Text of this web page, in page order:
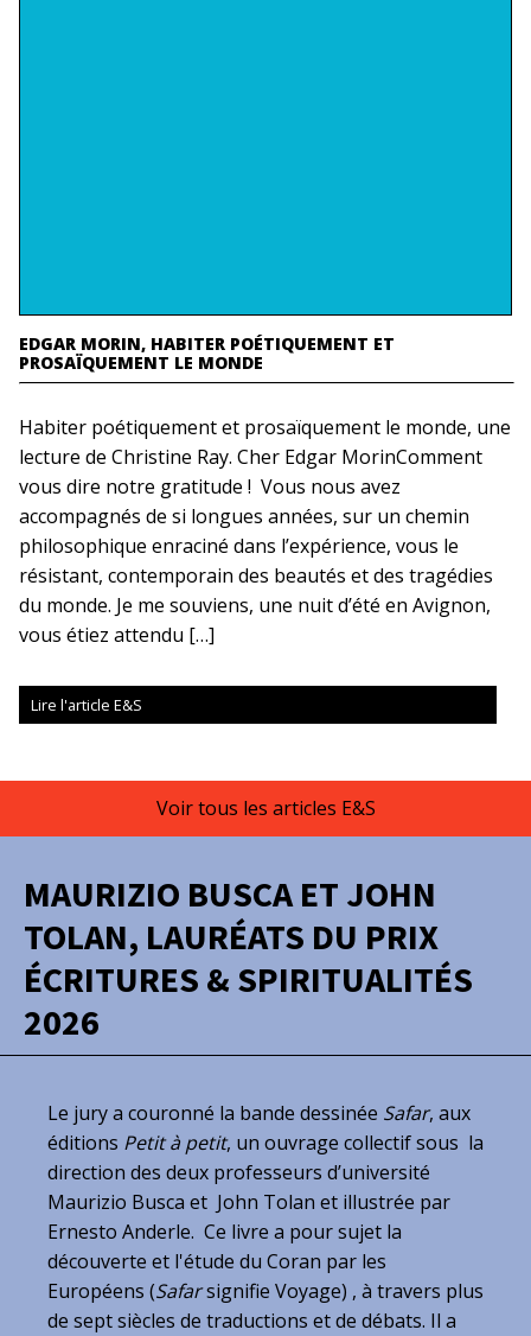
EDGAR MORIN, HABITER POÉTIQUEMENT ET
PROSAÏQUEMENT LE MONDE
Habiter poétiquement et prosaïquement le monde, une
lecture de Christine Ray. Cher Edgar MorinComment
vous dire notre gratitude ! Vous nous avez
accompagnés de si longues années, sur un chemin
philosophique enraciné dans l’expérience, vous le
résistant, contemporain des beautés et des tragédies
du monde. Je me souviens, une nuit d’été en Avignon,
vous étiez attendu […]
Lire l'article E&S
Voir tous les articles E&S
MAURIZIO BUSCA ET JOHN
TOLAN, LAURÉATS DU PRIX
ÉCRITURES & SPIRITUALITÉS
2026
Le jury a couronné la bande dessinée Safar, aux
éditions Petit à petit, un ouvrage collectif sous la
direction des deux professeurs d’université
Maurizio Busca et John Tolan et illustrée par
Ernesto Anderle. Ce livre a pour sujet la
découverte et l'étude du Coran par les
Européens (Safarsignifie Voyage) , à travers plus
de sept siècles de traductions et de débats. Il a